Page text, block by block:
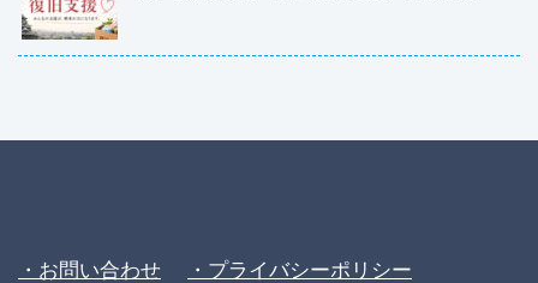
・お問い合わせ ・プライバシーポリシー